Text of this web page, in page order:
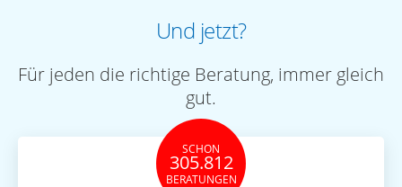
Und jetzt?
Für jeden die richtige Beratung, immer gleich
gut.
SCHON
305.812
BERATUNGEN